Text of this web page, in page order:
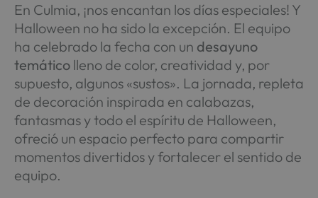
En Culmia, ¡nos encantan los días especiales! Y
Halloween no ha sido la excepción. El equipo
ha celebrado la fecha con un desayuno
temáticolleno de color, creatividad y, por
supuesto, algunos «sustos». La jornada, repleta
de decoración inspirada en calabazas,
fantasmas y todo el espíritu de Halloween,
ofreció un espacio perfecto para compartir
momentos divertidos y fortalecer el sentido de
equipo.